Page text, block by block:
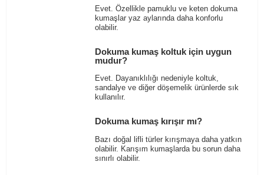
Evet. Özellikle pamuklu ve keten dokuma
kumaşlar yaz aylarında daha konforlu
olabilir.
Dokuma kumaş koltuk için uygun
mudur?
Evet. Dayanıklılığı nedeniyle koltuk,
sandalye ve diğer döşemelik ürünlerde sık
kullanılır.
Dokuma kumaş kırışır mı?
Bazı doğal lifli türler kırışmaya daha yatkın
olabilir. Karışım kumaşlarda bu sorun daha
sınırlı olabilir.